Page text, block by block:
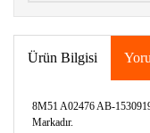
Ürün Bilgisi
8M51 A02476 AB-
Markadır.